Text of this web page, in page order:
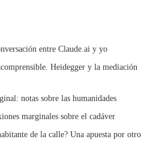
entre Claude.ai y yo
Heidegger y la mediación
notas sobre las humanidades
marginales sobre el cadáver
de la calle? Una apuesta por otro